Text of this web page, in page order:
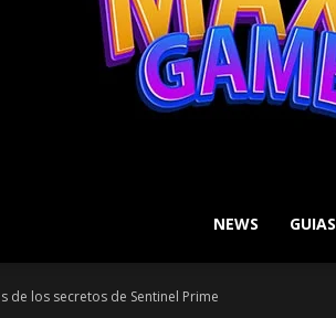
NEWS GUIAS
de los secretos de Sentinel Prime